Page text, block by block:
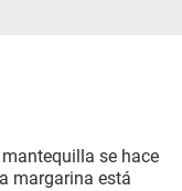
se hace
margarina está